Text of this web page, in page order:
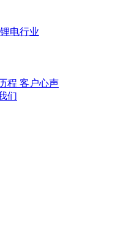
锂电行业
程 客户心声
们